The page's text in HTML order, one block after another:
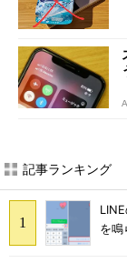
記事ランキング
を鳴